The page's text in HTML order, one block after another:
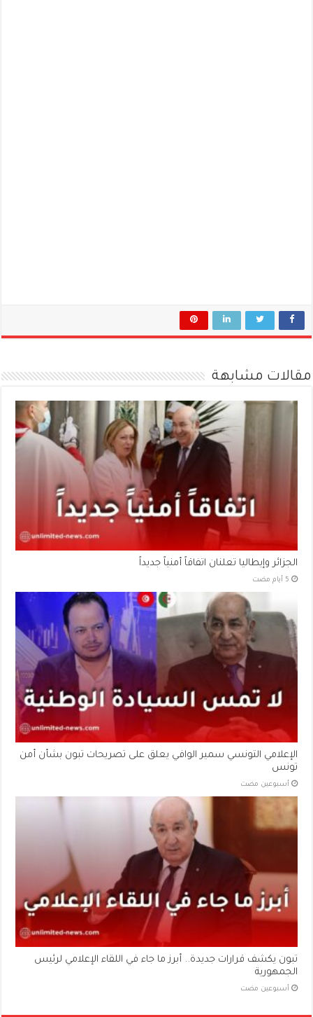
مقالات مشابهة
الجزائر وإيطاليا تعلنان اتفاقاً أمنياً جديداً
الإعلامي التونسي سمير الوافي يعلق على تصريحات تبون بشأن أمن
تونس
‏أسبوعين مضت
تبون يكشف قرارات جديدة.. أبرز ما جاء في اللقاء الإعلامي لرئيس
الجمهورية
‏أسبوعين مضت